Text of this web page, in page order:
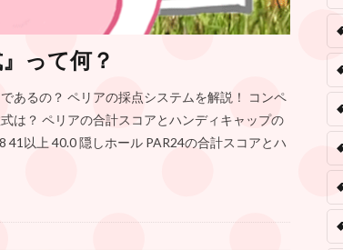
って何？
あるの？ ペリアの採点システムを解説！ コンペ
は？ ペリアの合計スコアとハンディキャップの
41以上 40.0 隠しホール PAR24の合計スコアとハ